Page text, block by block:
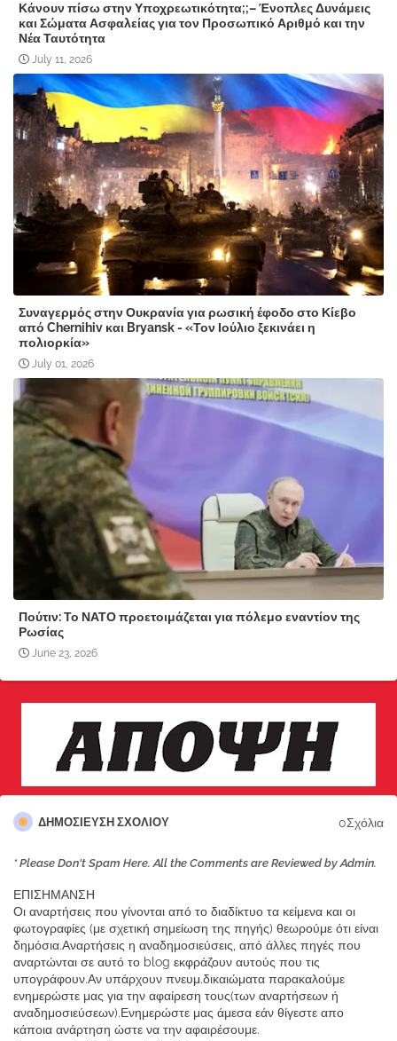
Κάνουν πίσω στην Υποχρεωτικότητα;;– Ένοπλες Δυνάμεις
και Σώματα Ασφαλείας για τον Προσωπικό Αριθμό και την
Νέα Ταυτότητα
July 11, 2026
Συναγερμός στην Ουκρανία για ρωσική έφοδο στο Κίεβο
από Chernihiv και Bryansk - «Τον Ιούλιο ξεκινάει η
πολιορκία»
July 01, 2026
Πούτιν: Το ΝΑΤΟ προετοιμάζεται για πόλεμο εναντίον της
Ρωσίας
June 23, 2026
ΔΗΜΟΣΊΕΥΣΗ ΣΧΟΛΊΟΥ 0Σχόλια
* Please Don't Spam Here. All the Comments are Reviewed by Admin.
ΕΠΙΣΗΜΑΝΣΗ
Οι αναρτήσεις που γίνονται από το διαδίκτυο τα κείμενα και οι
φωτογραφίες (με σχετική σημείωση της πηγής) θεωρούμε ότι είναι
δημόσια.Αναρτήσεις η αναδημοσιεύσεις, από άλλες πηγές που
αναρτώνται σε αυτό το blog εκφράζουν αυτούς που τις
υπογράφουν.Αν υπάρχουν πνευμ.δικαιώματα παρακαλούμε
ενημερώστε μας για την αφαίρεση τους(των αναρτήσεων ή
αναδημοσιεύσεων).Ενημερώστε μας άμεσα εάν θίγεστε απο
κάποια ανάρτηση ώστε να την αφαιρέσουμε.